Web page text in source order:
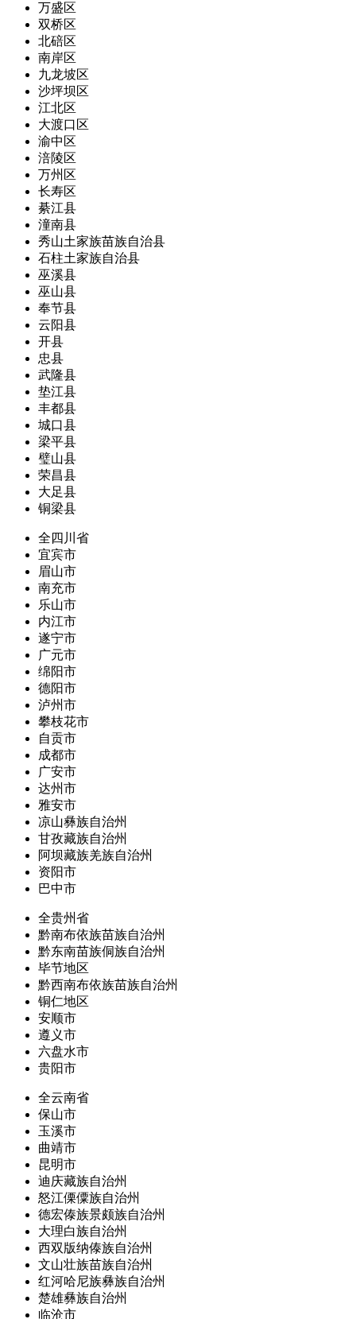
万盛区
双桥区
北碚区
南岸区
九龙坡区
沙坪坝区
江北区
大渡口区
渝中区
涪陵区
万州区
长寿区
綦江县
潼南县
秀山土家族苗族自治县
石柱土家族自治县
巫溪县
巫山县
奉节县
云阳县
开县
忠县
武隆县
垫江县
丰都县
城口县
梁平县
璧山县
荣昌县
大足县
铜梁县
全四川省
宜宾市
眉山市
南充市
乐山市
内江市
遂宁市
广元市
绵阳市
德阳市
泸州市
攀枝花市
自贡市
成都市
广安市
达州市
雅安市
凉山彝族自治州
甘孜藏族自治州
阿坝藏族羌族自治州
资阳市
巴中市
全贵州省
黔南布依族苗族自治州
黔东南苗族侗族自治州
毕节地区
黔西南布依族苗族自治州
铜仁地区
安顺市
遵义市
六盘水市
贵阳市
全云南省
保山市
玉溪市
曲靖市
昆明市
迪庆藏族自治州
怒江傈僳族自治州
德宏傣族景颇族自治州
大理白族自治州
西双版纳傣族自治州
文山壮族苗族自治州
红河哈尼族彝族自治州
楚雄彝族自治州
临沧市